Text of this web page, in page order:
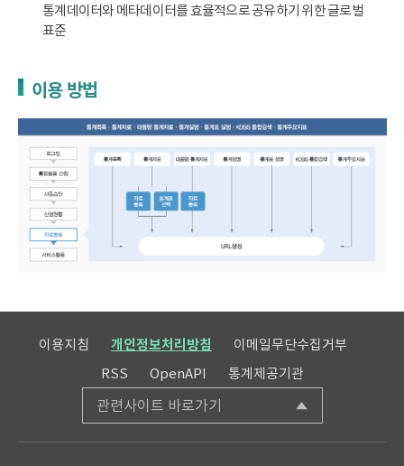
통계데이터와 메타데이터를 효율적으로 공유하기 위한 글로벌
표준
이용 방법
이용지침 개인정보처리방침
이메일무단수집거부
RSS
OpenAPI 통계제공기관
관련사이트 바로가기